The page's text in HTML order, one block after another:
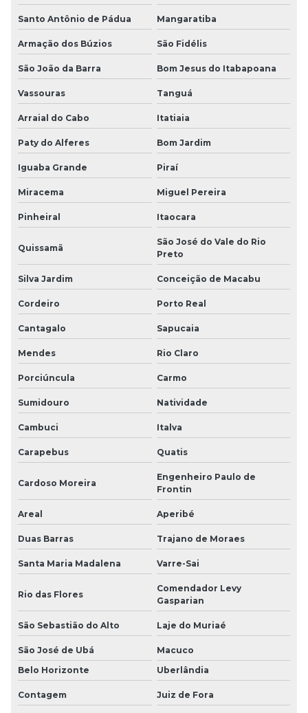
Santo Antônio de Pádua Mangaratiba
Armação dos Búzios São Fidélis
São João da Barra Bom Jesus do Itabapoana
Vassouras Tanguá
Arraial do Cabo Itatiaia
Paty do Alferes Bom Jardim
Iguaba Grande Piraí
Miracema Miguel Pereira
Pinheiral Itaocara
Quissamã
São José do Vale do Rio
Preto
Silva Jardim Conceição de Macabu
Cordeiro Porto Real
Cantagalo Sapucaia
Mendes Rio Claro
Porciúncula Carmo
Sumidouro Natividade
Cambuci Italva
Carapebus Quatis
Cardoso Moreira
Engenheiro Paulo de
Frontin
Areal Aperibé
Duas Barras Trajano de Moraes
Santa Maria Madalena Varre-Sai
Rio das Flores
Comendador Levy
Gasparian
São Sebastião do Alto Laje do Muriaé
São José de Ubá
Macuco
Belo Horizonte
Uberlândia
Contagem Juiz de Fora